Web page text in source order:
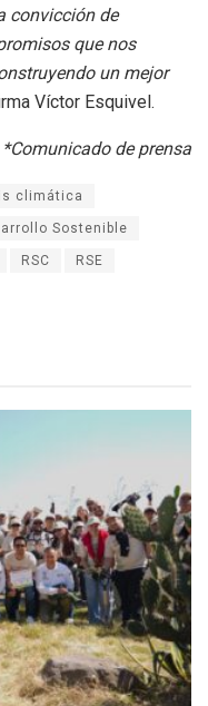
convicción de
que nos
un mejor
Víctor Esquivel.
*Comunicado de prensa
climática
Sostenible
RSC RSE